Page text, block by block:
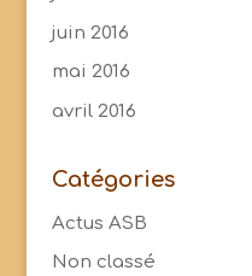
juin 2016
mai 2016
avril 2016
Catégories
Actus ASB
Non classé